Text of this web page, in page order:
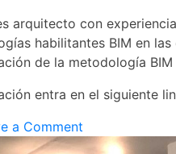
arquitecto con
habilitantes BIM en
de la metodología
entra en el siguiente
a Comment
CDT